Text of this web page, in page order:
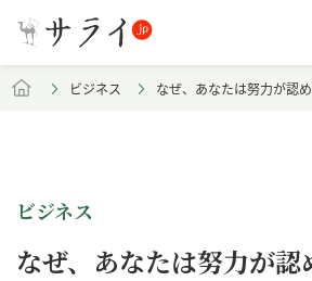
ビジネス なぜ、あなたは努力が認
ビジネス
なぜ、あなたは努力が認